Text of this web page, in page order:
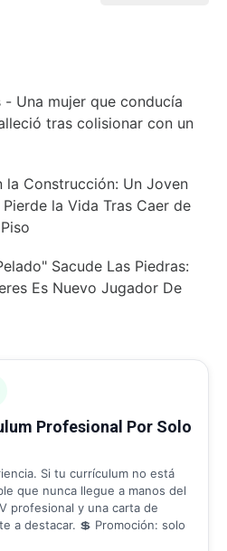
- Una mujer que conducía
tras colisionar con un
la Vida Tras Caer de
Sacude Las Piedras:
Es Nuevo Jugador De
Profesional Por Solo
Si tu currículum no está
que nunca llegue a manos del
profesional y una carta de
a destacar. 💲 Promoción: solo